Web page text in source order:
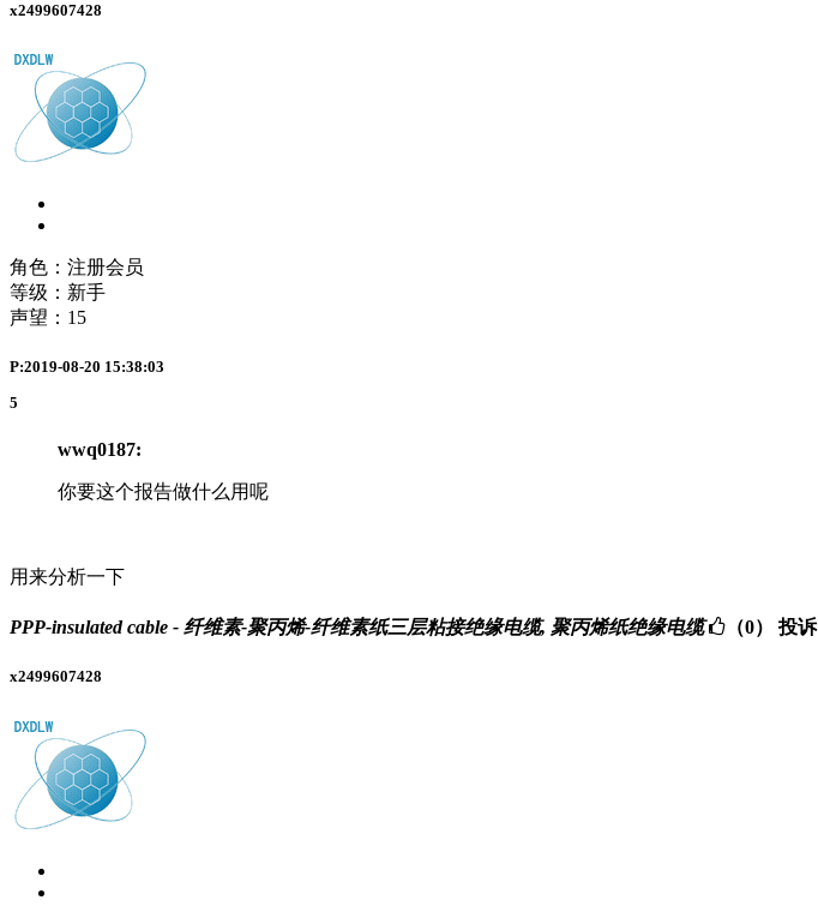
x2499607428
角色：注册会员
等级：新手
声望： 15
P:2019-08-20 15:38:03
5
wwq0187:
你要这个报告做什么用呢
用来分析一下
PPP-insulated cable - 纤维素-聚丙烯-纤维素纸三层粘接绝缘电缆, 聚丙烯纸绝缘电缆 （0） 投诉
x2499607428